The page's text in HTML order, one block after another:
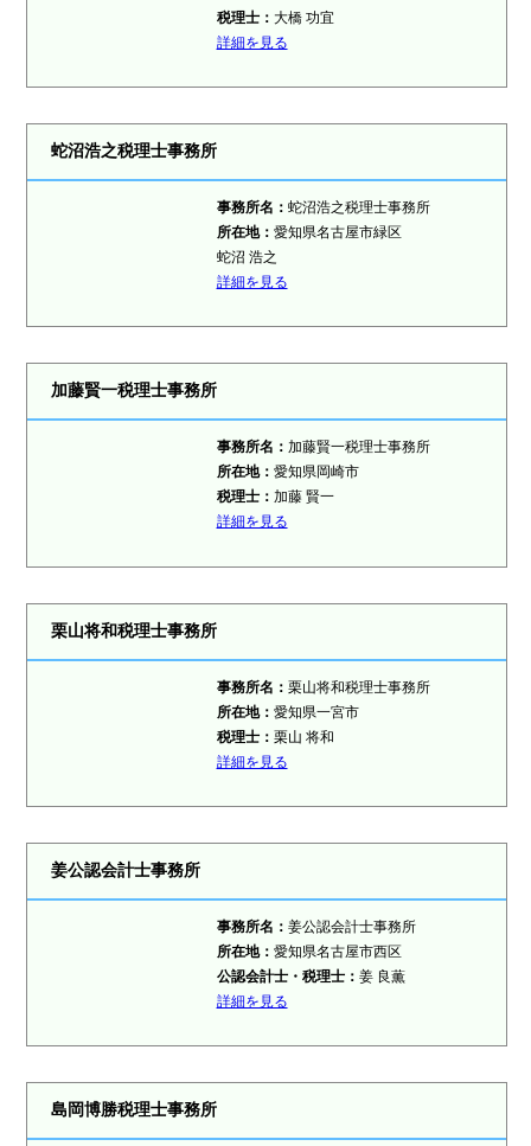
税理士： 大橋 功宜
詳細を見る
蛇沼浩之税理士事務所
事務所名： 蛇沼浩之税理士事務所
所在地： 愛知県名古屋市緑区
蛇沼 浩之
詳細を見る
加藤賢一税理士事務所
事務所名： 加藤賢一税理士事務所
所在地： 愛知県岡崎市
税理士： 加藤 賢一
詳細を見る
栗山将和税理士事務所
事務所名： 栗山将和税理士事務所
所在地： 愛知県一宮市
税理士： 栗山 将和
詳細を見る
姜公認会計士事務所
事務所名： 姜公認会計士事務所
所在地： 愛知県名古屋市西区
公認会計士・税理士： 姜 良薫
詳細を見る
島岡博勝税理士事務所